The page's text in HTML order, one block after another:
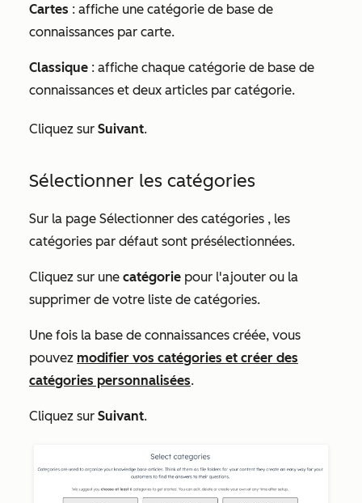
Cartes : affiche une catégorie de base de
connaissances par carte.
Classique : affiche chaque catégorie de base de
connaissances et deux articles par catégorie.
Cliquez sur Suivant.
Sélectionner les catégories
Sur la page Sélectionner des catégories , les
catégories par défaut sont présélectionnées.
Cliquez sur une catégorie pour l'ajouter ou la
supprimer de votre liste de catégories.
Une fois la base de connaissances créée, vous
pouvez modifier vos catégories et créer des
catégories personnalisées.
Cliquez sur Suivant.